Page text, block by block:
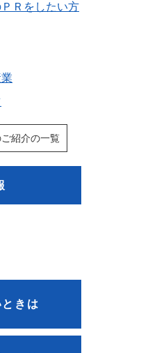
Ｒをしたい方
紹介の一覧
きは